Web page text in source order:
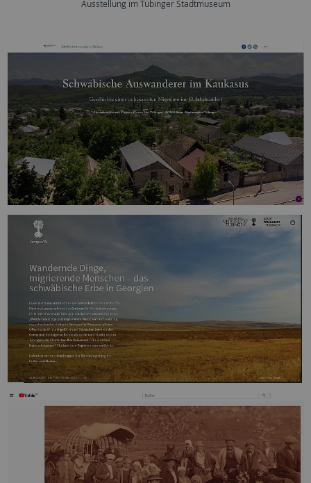
Ausstellung im Tübinger Stadtmuseum